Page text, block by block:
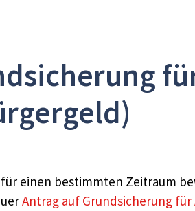
einen bestimmten Zeitraum
Antrag auf Grundsicherung